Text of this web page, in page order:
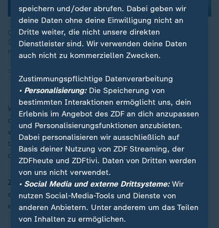
CSU-Landesgruppenchef Alexander Hoffmann in der ZDF-
Sendung "Berlin direkt" über anstehende Reformen und
mögliche Einsparpotenziale.
Wenn wir über Transfers an arme Menschen sprechen,
dann sollte man sagen, ja, das ist wohl prioritär, da
wollen wir nicht kürzen. Aber hier geht es ja um Eltern,
teilweise mit sehr, sehr hohen Einkommen, und ich
denke, da ist das zumutbar.
ZDFheute: Wenn Sie jetzt auf die Mütterrente schauen,
ein sehr teures Vorhaben, das erst diese Regierung
eingeführt hat. Wie bewerten Sie das dann?
speichern und/oder abrufen. Dabei geben wir
deine Daten ohne deine Einwilligung nicht an
Dritte weiter, die nicht unsere direkten
Dienstleister sind. Wir verwenden deine Daten
auch nicht zu kommerziellen Zwecken.
Zustimmungspflichtige Datenverarbeitung
• Personalisierung:Die Speicherung von
bestimmten Interaktionen ermöglicht uns, dein
Erlebnis im Angebot des ZDF an dich anzupassen
und Personalisierungsfunktionen anzubieten.
Dabei personalisieren wir ausschließlich auf
Basis deiner Nutzung von ZDF Streaming, der
ZDFheute und ZDFtivi. Daten von Dritten werden
von uns nicht verwendet.
• Social Media und externe Drittsysteme:Wir
nutzen Social-Media-Tools und Dienste von
anderen Anbietern. Unter anderem um das Teilen
von Inhalten zu ermöglichen.